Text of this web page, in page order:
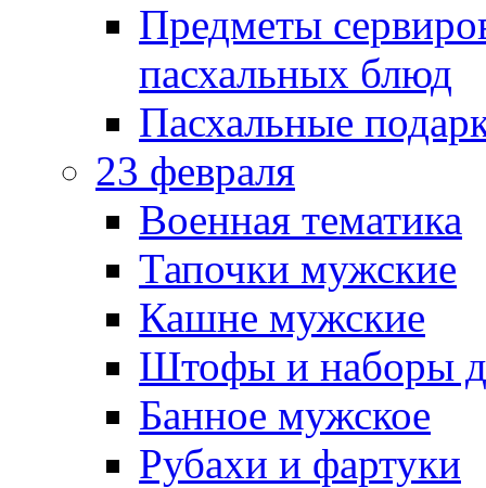
Предметы
пасхальных блюд
Пасхальные
23 февраля
Военная тематика
Тапочки мужские
Кашне мужские
Штофы и наборы
Банное мужское
Рубахи и фартуки